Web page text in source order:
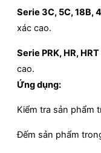
Serie 3C, 5C, 18B,
xác cao.
Serie PRK, HR, HRT
cao.
Ứng dụng:
Kiểm tra sản phẩm
Đếm sản phẩm